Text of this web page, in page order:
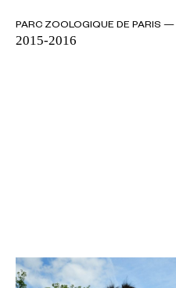
PARC ZOOLOGIQUE DE PARIS —
2015-2016